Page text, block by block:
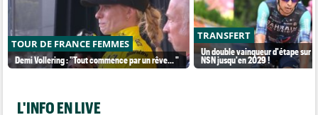
TOUR DE FRANCE FEMMES
Demi Vollering : "Tout commence par un rêve... "
TRANSFERT
Un double vainqueur d'étape sur
NSN jusqu'en 2029 !
L'INFO EN LIVE